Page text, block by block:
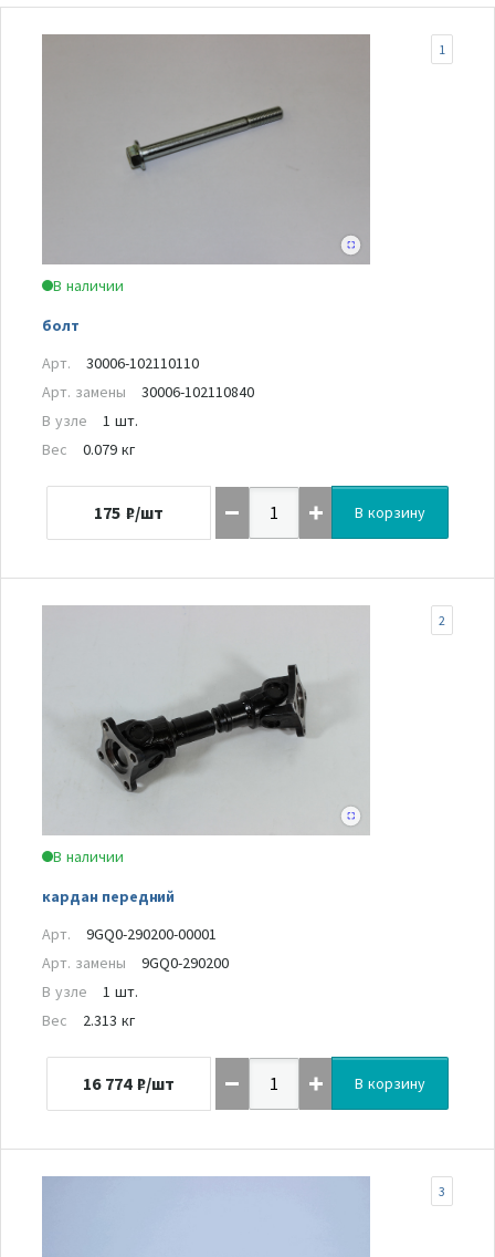
В наличии
болт
1
Арт.
30006-102110110
Арт. замены
30006-102110840
В узле
1 шт.
Вес
0.079 кг
175 ₽/шт В корзину
В наличии
кардан передний
2
Арт.
9GQ0-290200-00001
Арт. замены
9GQ0-290200
В узле
1 шт.
Вес
2.313 кг
16 774 ₽/шт В корзину
3